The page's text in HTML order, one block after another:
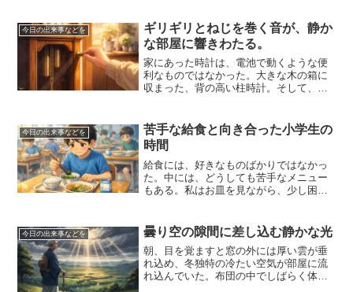
今日の出来事などを
ギリギリとねじを巻く音が、静か
な部屋に響きわたる。
家にあった時計は、電池で動くような便
利なものではなかった。大きな木の箱に
収まった、背の高い柱時計。そして、そ
重たい金属のねじを、ゆっくり、ゆっく
り回す。ギリギリギリギリ...
今日の出来事などを
苦手な給食と向き合った小学生の
時間
給食には、好きなものばかりではなかっ
た。中には、どうしても苦手なメニュー
もある。私はお皿を見ながら、少し困っ
れていた。作ってくれた人への感謝。食
べ物を大切にする気持ち。...
今日の出来事などを 曇り空の隙間に差し込む静かな光
朝、目を覚ますと窓の外には厚い雲が垂
れ込め、冬独特の冷たい空気が部屋に流
れ込んでいた。布団の中でしばらく体を